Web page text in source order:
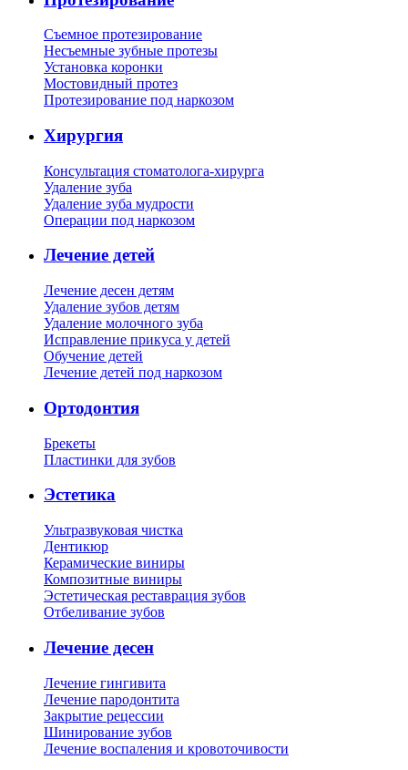
Съемное протезирование
Несъемные зубные протезы
Установка коронки
Мостовидный протез
Протезирование под наркозом
Хирургия
Консультация стоматолога-хирурга
Удаление зуба
Удаление зуба мудрости
Операции под наркозом
Лечение детей
Лечение десен детям
Удаление зубов детям
Удаление молочного зуба
Исправление прикуса у детей
Обучение детей
Лечение детей под наркозом
Ортодонтия
Брекеты
Пластинки для зубов
Эстетика
Ультразвуковая чистка
Дентикюр
Керамические виниры
Композитные виниры
Эстетическая реставрация зубов
Отбеливание зубов
Лечение десен
Лечение гингивита
Лечение пародонтита
Закрытие рецессии
Шинирование зубов
Лечение воспаления и кровоточивости